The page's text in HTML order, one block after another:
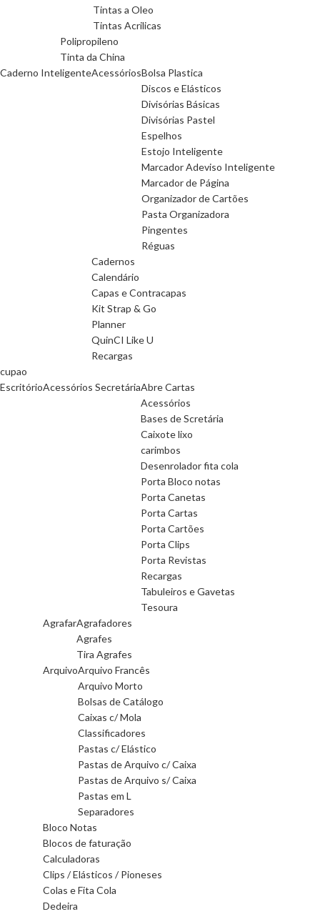
Tintas a Oleo
Tintas Acrilicas
Polipropileno
Tinta da China
Caderno InteligenteAcessóriosBolsa Plastica
Discos e Elásticos
Divisórias Básicas
Divisórias Pastel
Espelhos
Estojo Inteligente
Marcador Adeviso Inteligente
Marcador de Página
Organizador de Cartões
Pasta Organizadora
Pingentes
Réguas
Cadernos
Calendário
Capas e Contracapas
Kit Strap & Go
Planner
QuinCI Like U
Recargas
cupao
EscritórioAcessórios SecretáriaAbre Cartas
Acessórios
Bases de Scretária
Caixote lixo
carimbos
Desenrolador fita cola
Porta Bloco notas
Porta Canetas
Porta Cartas
Porta Cartões
Porta Clips
Porta Revistas
Recargas
Tabuleiros e Gavetas
Tesoura
AgrafarAgrafadores
Agrafes
Tira Agrafes
ArquivoArquivo Francês
Arquivo Morto
Bolsas de Catálogo
Caixas c/ Mola
Classificadores
Pastas c/ Elástico
Pastas de Arquivo c/ Caixa
Pastas de Arquivo s/ Caixa
Pastas em L
Separadores
Bloco Notas
Blocos de faturação
Calculadoras
Clips / Elásticos / Pioneses
Colas e Fita Cola
Dedeira